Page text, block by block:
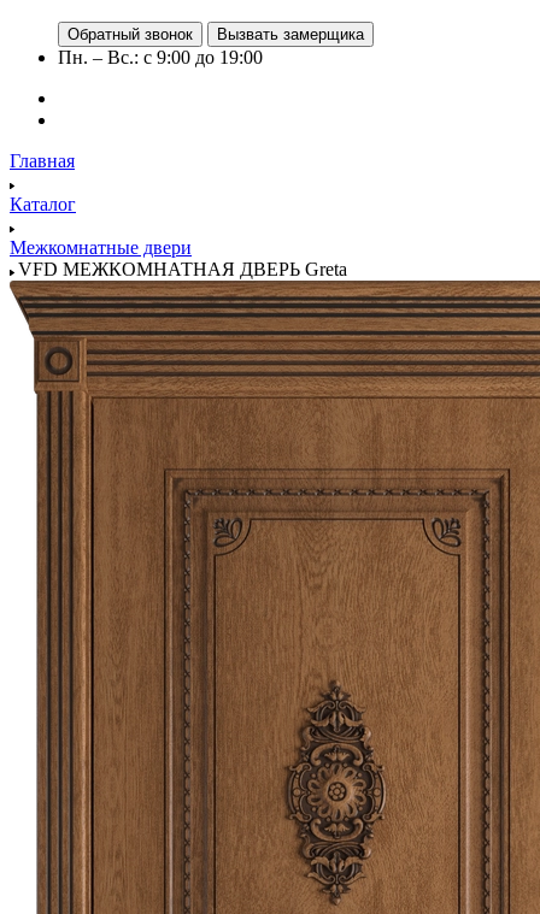
Обратный звонок Вызвать замерщика
Пн. – Вс.: с 9:00 до 19:00
Главная
Каталог
Межкомнатные двери
VFD МЕЖКОМНАТНАЯ ДВЕРЬ Greta